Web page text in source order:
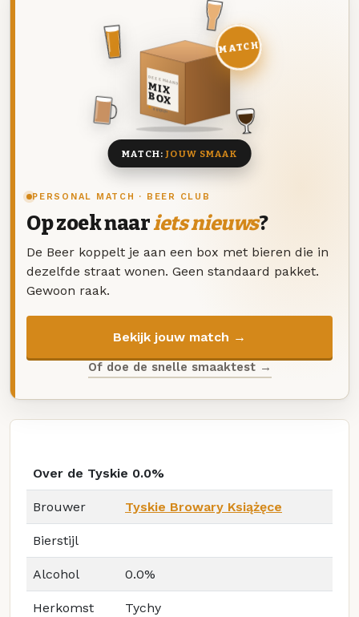
PERSONAL MATCH · BEER CLUB
Op zoek naariets nieuws?
De Beer koppelt je aan een box met bieren die in
dezelfde straat wonen. Geen standaard pakket.
Gewoon raak.
Bekijk jouw match →
Of doe de snelle smaaktest →
DEZE MAAND
MIX
BOX
8 BIEREN
MATCH
MATCH:JOUW SMAAK
Over de Tyskie 0.0%
Brouwer Tyskie Browary Książęce
Bierstijl
Alcohol 0.0%
Herkomst Tychy